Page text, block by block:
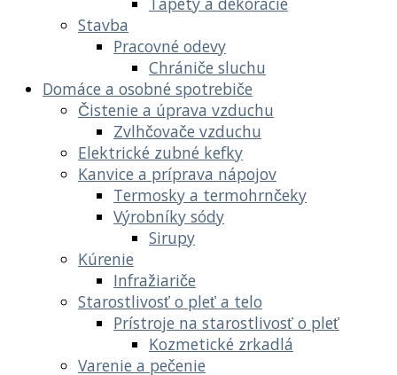
Stavba
Pracovné odevy
Chrániče sluchu
Domáce a osobné spotrebiče
Čistenie a úprava vzduchu
Zvlhčovače vzduchu
Elektrické zubné kefky
Kanvice a príprava nápojov
Termosky a termohrnčeky
Výrobníky sódy
Sirupy
Kúrenie
Infražiariče
Starostlivosť o pleť a telo
Prístroje na starostlivosť o pleť
Kozmetické zrkadlá
Varenie a pečenie